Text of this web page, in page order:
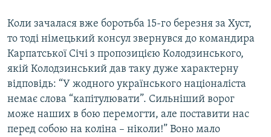
Коли зачалася вже боротьба 15-го березня за Хуст,
то тоді німецький консул звернувся до командира
Карпатської Січі з пропозицією Колодзинського,
якій Колодзинський дав таку дуже характерну
відповідь: “У жодного українського націоналіста
немає слова “капітулювати”. Сильніший ворог
може наших в бою перемогти, але поставити нас
перед собою на коліна – ніколи!” Воно мало